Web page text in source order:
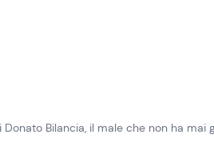
Bilancia, il male che non ha mai